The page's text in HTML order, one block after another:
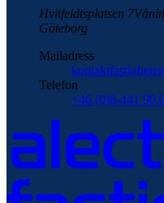
Hvitfeldtsplatsen 7
Göteborg
Mailadress
Telefon
+46 (0)8-441 90